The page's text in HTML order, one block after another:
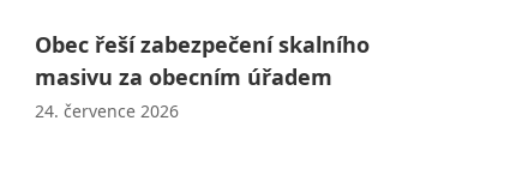
Obec řeší zabezpečení skalního
masivu za obecním úřadem
24. července 2026